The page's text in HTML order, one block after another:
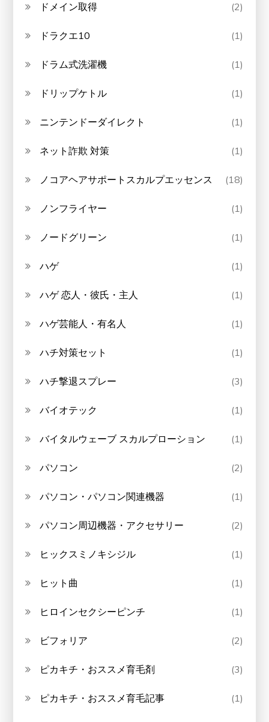
ドメイン取得 (2)
ドラクエ10 (1)
ドラム式洗濯機 (1)
ドリップケトル (1)
ニンテンドーダイレクト (1)
ネット詐欺 対策 (1)
ノコアヘアサポートスカルプエッセンス (18)
ノンフライヤー (1)
ノードグリーン (1)
ハゲ (1)
ハゲ 恋人・彼氏・主人 (1)
ハゲ芸能人・有名人 (1)
ハチ対策セット (1)
ハチ撃退スプレー (3)
バイオテック (1)
バイタルウェーブ スカルプローション (1)
パソコン (2)
パソコン・パソコン関連機器 (1)
パソコン周辺機器・アクセサリー (2)
ヒックスミノキシジル (1)
ヒット曲 (1)
ヒロインセクシーピンチ (1)
ビフォリア (2)
ピカキチ・おススメ育毛剤 (3)
ピカキチ・おススメ育毛記事 (1)